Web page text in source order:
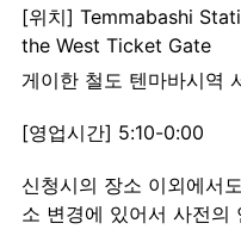
[위치] Temmabashi
the West Ticket Gate
게이한 철도 텐마바시역
[영업시간] 5:10-0:00
신청시의 장소 이외에서
소 변경에 있어서 사전의